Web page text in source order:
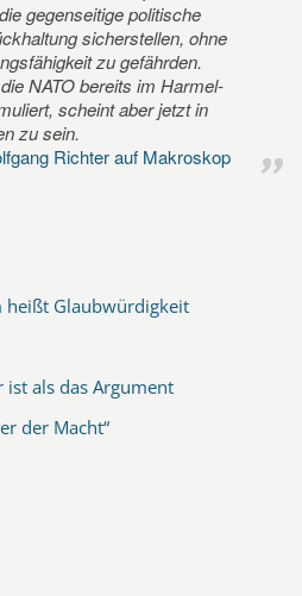
gegenseitige politische
sicherstellen, ohne
zu gefährden.
NATO bereits im Harmel-
scheint aber jetzt in
zu sein.
Richter auf Makroskop
heißt Glaubwürdigkeit
ist als das Argument
der Macht“